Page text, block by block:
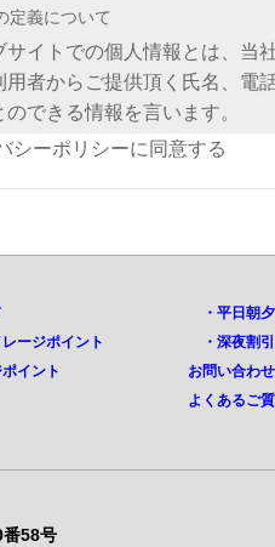
定義について
サイトでの個人情報とは、当
用者からご提供頂く氏名、電
できる情報を言います。
取得と使用目的について
の取得と利用の目的および活
、サービスのご案内
務所移転、異動等のご案内
客さま等に事前にお知らせ
管理について
を受ける場合、法的効力のあ
シーポリシーに同意する
ージポイント
イント
・平日朝夕
・深夜割引
お問い合わせ
よくあるご
58号